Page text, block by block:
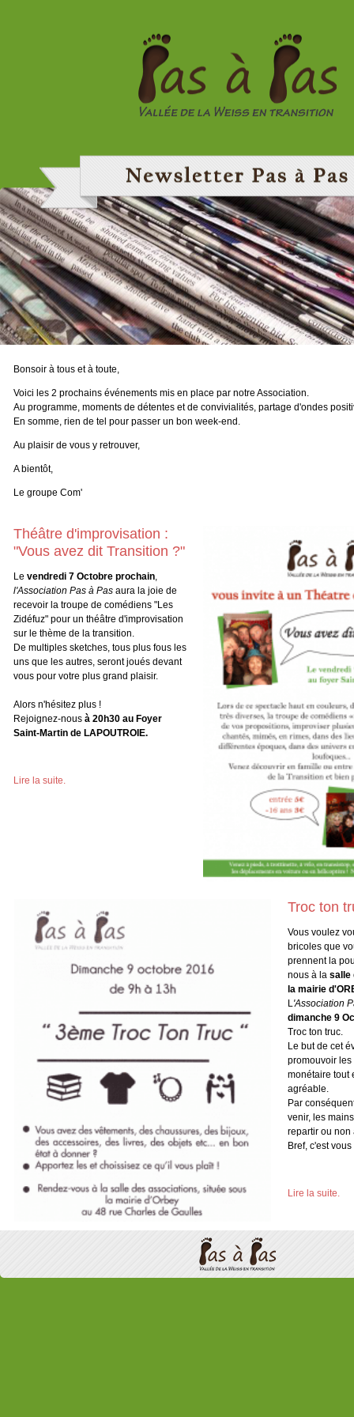
Bonsoir à tous et à toute,
Voici les 2 prochains événements mis en place par notre Association.
Au programme, moments de détentes et de convivialités, partage d'ondes
En somme, rien de tel pour passer un bon week-end.
Au plaisir de vous y retrouver,
A bientôt,
Le groupe Com'
Théâtre d'improvisation :
"Vous avez dit Transition ?"
Le vendredi 7 Octobre prochain,
l'Association Pas à Pas aura la joie de
recevoir la troupe de comédiens "Les
Zidéfuz" pour un théâtre d'improvisation
sur le thème de la transition.
De multiples sketches, tous plus fous les
uns que les autres, seront joués devant
vous pour votre plus grand plaisir.
Alors n'hésitez plus !
Rejoignez-nous à 20h30 au Foyer
Saint-Martin de LAPOUTROIE.
Lire la suite.
Troc ton
Vous voulez
bricoles que
prennent la
nous à la salle
la mairie
L'Association
dimanche 9
Troc ton truc.
Le but de cet
promouvoir
monétaire tout
agréable.
Par
venir, les
repartir ou non
Bref, c'est
Lire la suite.